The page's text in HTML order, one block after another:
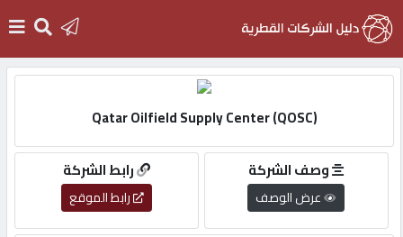
دخول
التسجيل
Qatar Oilfield Supply Center (QOSC)
رابط الشركة
رابط الموقع
وصف الشركة
عرض الوصف